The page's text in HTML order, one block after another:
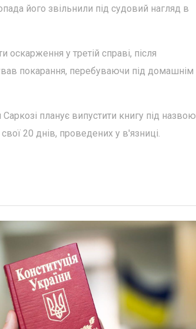
його звільнили під судовий нагляд в
оскарження у третій справі, після
покарання, перебуваючи під домашнім
планує випустити книгу під назвою
20 днів, проведених у в'язниці.